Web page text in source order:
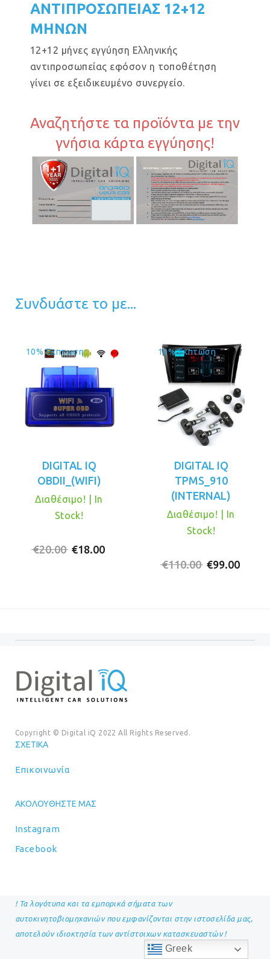
ΑΝΤΙΠΡΟΣΩΠΕΙΑΣ 12+12
ΜΗΝΩΝ
12+12 μήνες εγγύηση Ελληνικής
αντιπροσωπείας εφόσον η τοποθέτηση
γίνει σε εξειδικευμένο συνεργείο.
Αναζητήστε τα προϊόντα με την
γνήσια κάρτα εγγύησης!
Συνδυάστε το με...
10% Έκπτωση
DIGITAL IQ
OBDII_(WIFI)
€20.00 Original
€18.00
Διαθέσιμο! | In
Stock!
10% Έκπτωση
DIGITAL IQ
TPMS_910
(INTERNAL)
€110.00 Original
€99.00
Διαθέσιμο! | In
Stock!
Copyright © Digital iQ 2022 All Rights Reserved.
ΣΧΕΤΙΚΆ
Επικοινωνία
ΑΚΟΛΟΥΘΉΣΤΕ ΜΑΣ
Instagram
Facebook
! Τα λογότυπα και τα εμπορικά σήματα των
αυτοκινητοβιομηχανιών που εμφανίζονται στην ιστοσελίδα μας,
αποτελούν ιδιοκτησία των αντίστοιχων κατασκευαστών !
Greek